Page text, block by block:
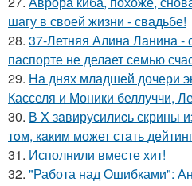
шагу в своей жизни - свадьбе!
28. 37-Летняя Алина Ланина -
паспорте не делает семью
29. На днях младшей дочери
Касселя и Моники беллуччи,
30. В X зaвирусилиcь скрины
тoм, кaким может стaть
31. Исполнили вместе хит!
32. "Работа над Ошибками":